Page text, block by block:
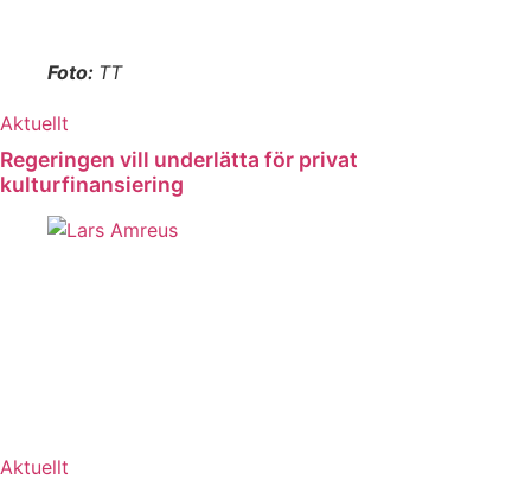
Foto: TT
Aktuellt
Regeringen vill underlätta för privat
kulturfinansiering
Aktuellt